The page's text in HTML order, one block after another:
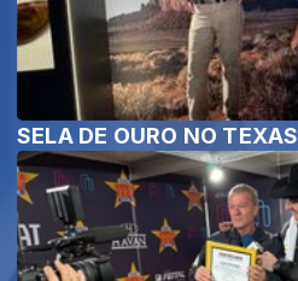
SELA DE OURO NO TEXAS